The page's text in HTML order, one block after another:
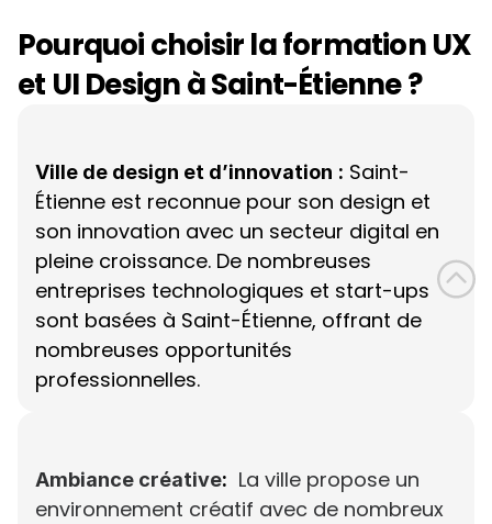
Pourquoi choisir la formation UX
et UI Design à Saint-Étienne ?
Ville de design et d’innovation : Saint-
Étienne est reconnue pour son design et
son innovation avec un secteur digital en
pleine croissance. De nombreuses
entreprises technologiques et start-ups
sont basées à Saint-Étienne, offrant de
nombreuses opportunités
professionnelles.
Ambiance créative: La ville propose un
environnement créatif avec de nombreux